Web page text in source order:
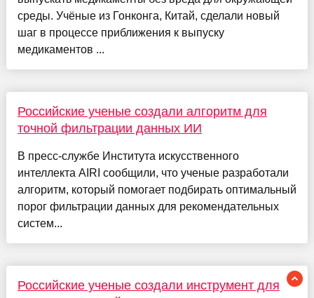
среды. Учёные из Гонконга, Китай, сделали новый
шаг в процессе приближения к выпуску
медикаментов ...
Российские ученые создали алгоритм для
точной фильтрации данных ИИ
В пресс-службе Института искусственного
интеллекта AIRI сообщили, что ученые разработали
алгоритм, который помогает подбирать оптимальный
порог фильтрации данных для рекомендательных
систем...
Российские ученые создали инструмент для